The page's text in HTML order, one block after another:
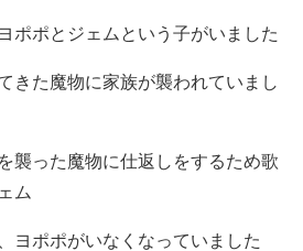
ポポとジェムという子がいました
きた魔物に家族が襲われていまし
襲った魔物に仕返しをするため歌
ム
ヨポポがいなくなっていました